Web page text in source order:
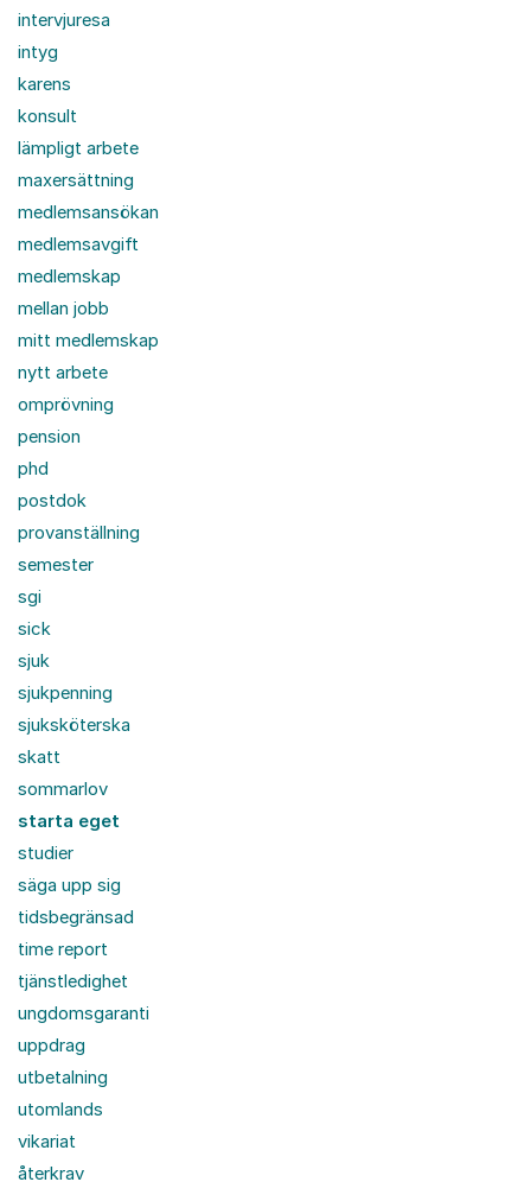
intervjuresa
intyg
karens
konsult
lämpligt arbete
maxersättning
medlemsansökan
medlemsavgift
medlemskap
mellan jobb
mitt medlemskap
nytt arbete
omprövning
pension
phd
postdok
provanställning
semester
sgi
sick
sjuk
sjukpenning
sjuksköterska
skatt
sommarlov
starta eget
studier
säga upp sig
tidsbegränsad
time report
tjänstledighet
ungdomsgaranti
uppdrag
utbetalning
utomlands
vikariat
återkrav